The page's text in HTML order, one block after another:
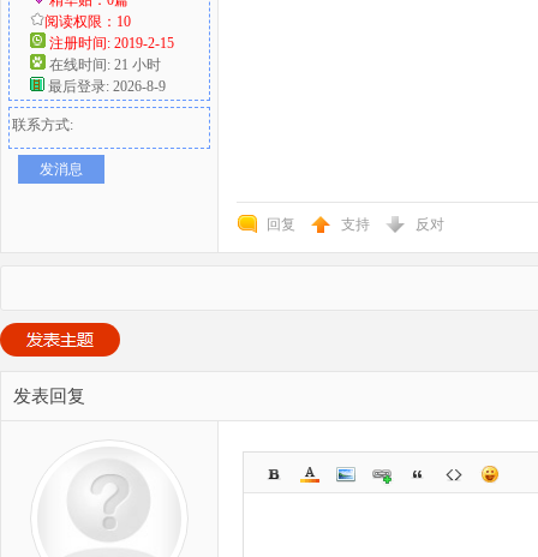
阅读权限：10
注册时间: 2019-2-15
在线时间: 21 小时
最后登录: 2026-8-9
联系方式:
发消息
回复 支持 反对
发表回复